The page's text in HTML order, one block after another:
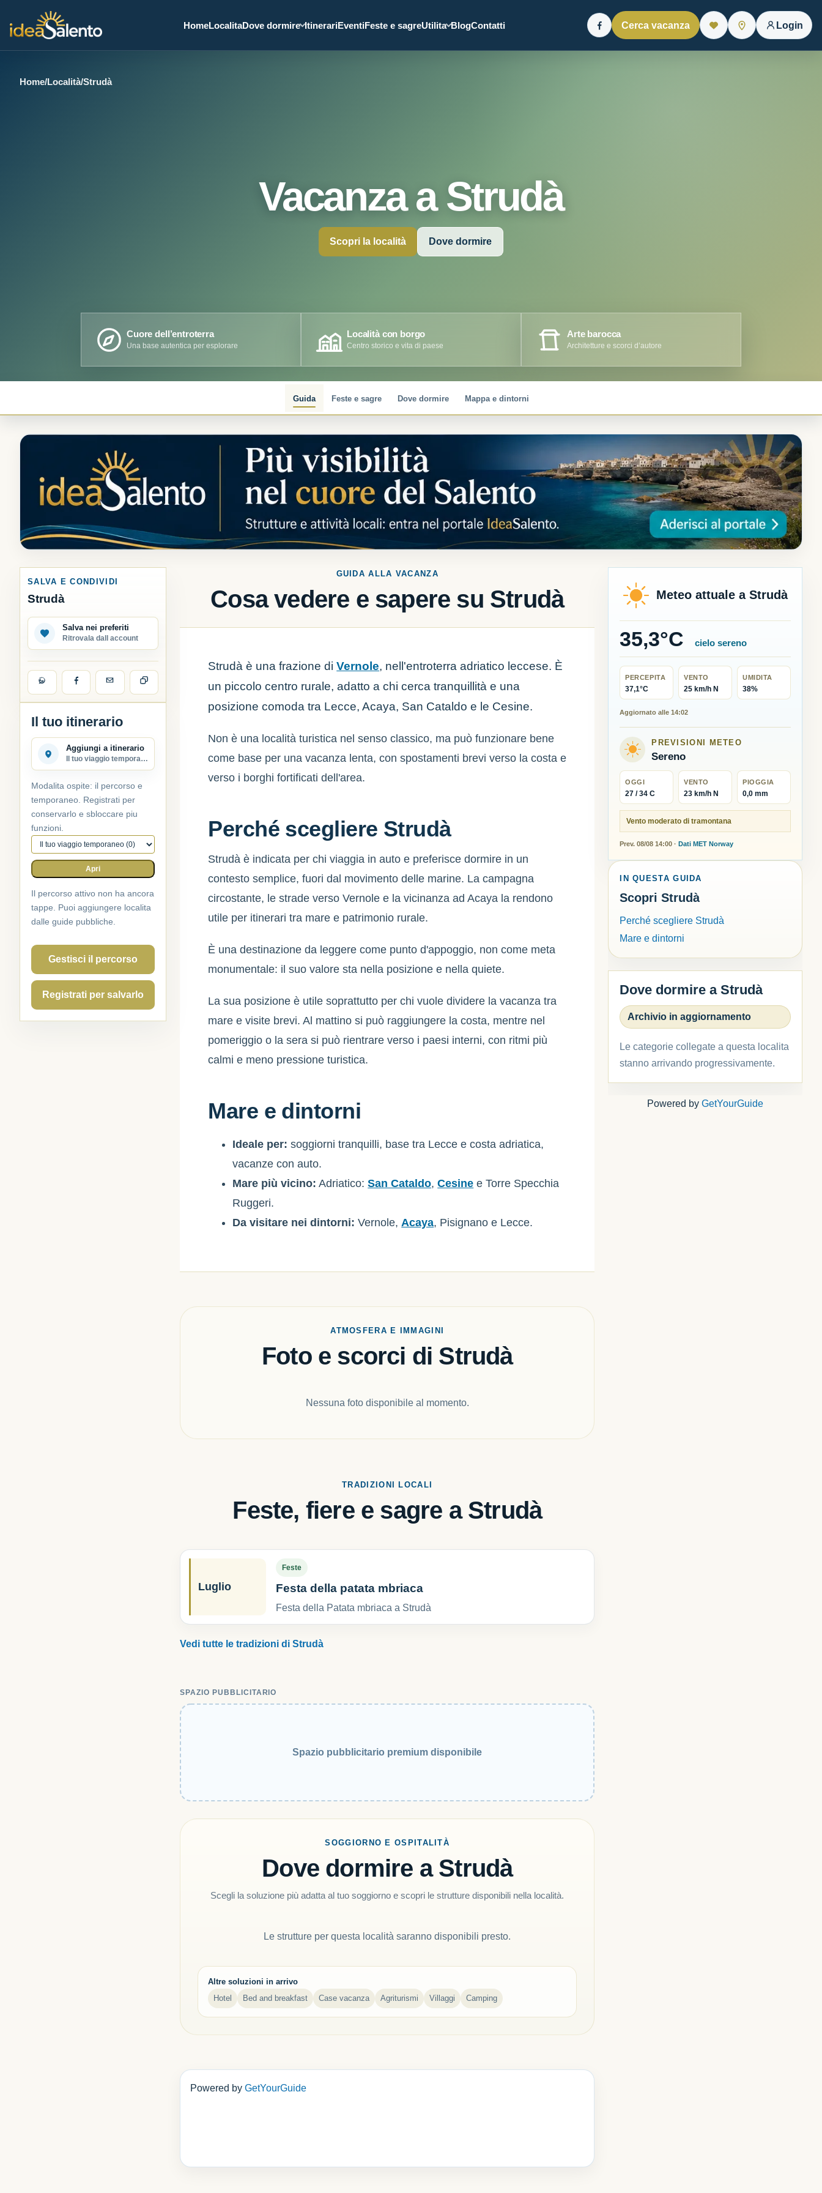
HomeLocalitaDove dormire ItinerariEventiFeste e sagreUtilita BlogContatti
Facebook
Cerca vacanza Login
Home/Località/Strudà
Vacanza a Strudà
Scopri la località Dove dormire
Cuore dell’entroterra
Una base autentica per esplorare
Località con borgo
Centro storico e vita di paese
Arte barocca
Architetture e scorci d’autore
Guida Feste e sagre Dove dormire Mappa e dintorni
GUIDA ALLA VACANZA
Cosa vedere e sapere su Strudà
Strudà è una frazione diVernole, nell'entroterra adriatico leccese. È
un piccolo centro rurale, adatto a chi cerca tranquillità e una
posizione comoda tra Lecce, Acaya, San Cataldo e le Cesine.
Non è una località turistica nel senso classico, ma può funzionare bene
come base per una vacanza lenta, con spostamenti brevi verso la costa e
verso i borghi fortificati dell'area.
Perché scegliere Strudà
Strudà è indicata per chi viaggia in auto e preferisce dormire in un
contesto semplice, fuori dal movimento delle marine. La campagna
circostante, le strade verso Vernole e la vicinanza ad Acaya la rendono
utile per itinerari tra mare e patrimonio rurale.
È una destinazione da leggere come punto d'appoggio, non come meta
monumentale: il suo valore sta nella posizione e nella quiete.
La sua posizione è utile soprattutto per chi vuole dividere la vacanza tra
mare e visite brevi. Al mattino si può raggiungere la costa, mentre nel
pomeriggio o la sera si può rientrare verso i paesi interni, con ritmi più
calmi e meno pressione turistica.
Mare e dintorni
Ideale per: soggiorni tranquilli, base tra Lecce e costa adriatica,
vacanze con auto.
Mare più vicino: Adriatico:San Cataldo,Cesine e Torre Specchia
Ruggeri.
Da visitare nei dintorni: Vernole,Acaya, Pisignano e Lecce.
ATMOSFERA E IMMAGINI
Foto e scorci di Strudà
Nessuna foto disponibile al momento.
TRADIZIONI LOCALI
Feste, fiere e sagre a Strudà
Luglio
Feste
Festa della patata mbriaca
Festa della Patata mbriaca a Strudà
Vedi tutte le tradizioni di Strudà
SPAZIO PUBBLICITARIO
Spazio pubblicitario premium disponibile
SOGGIORNO E OSPITALITÀ
Dove dormire a Strudà
Scegli la soluzione più adatta al tuo soggiorno e scopri le strutture disponibili nella località.
Le strutture per questa località saranno disponibili presto.
Altre soluzioni in arrivo
Hotel
Bed and breakfast Case vacanza Agriturismi Villaggi Camping
Powered byGetYourGuide
SALVA E CONDIVIDI
Strudà
Salva nei preferiti
Ritrovala dall account
Il tuo itinerario
Aggiungi a itinerario
Il tuo viaggio temporaneo
Modalita ospite: il percorso e
temporaneo. Registrati per
conservarlo e sbloccare piu
funzioni.
Percorso attivo
Apri
Il percorso attivo non ha ancora
tappe. Puoi aggiungere localita
dalle guide pubbliche.
Gestisci il percorso
Registrati per salvarlo
Meteo attuale a Strudà
35,3°C cielo sereno
PERCEPITA
37,1°C
VENTO
25 km/h N
UMIDITA
38%
Aggiornato alle 14:02
PREVISIONI METEO
Sereno
OGGI
27 / 34 C
VENTO
23 km/h N
PIOGGIA
0,0 mm
Vento moderato di tramontana
Prev. 08/08 14:00 ·Dati MET Norway
IN QUESTA GUIDA
Scopri Strudà
Perché scegliere Strudà
Mare e dintorni
Dove dormire a Strudà
Archivio in aggiornamento
Le categorie collegate a questa localita
stanno arrivando progressivamente.
Powered byGetYourGuide